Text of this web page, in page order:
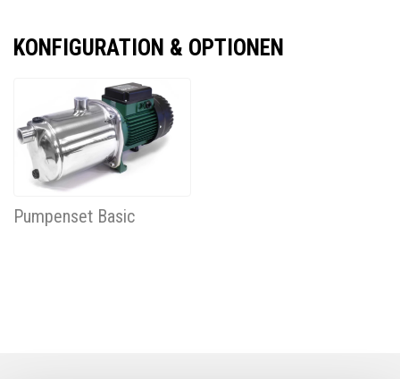
KONFIGURATION & OPTIONEN
Pumpenset Basic